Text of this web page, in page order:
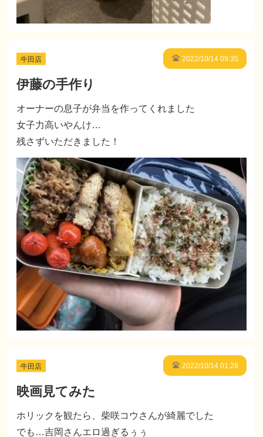
牛田店 2022/10/14 09:35
伊藤の手作り
オーナーの息子が弁当を作ってくれました
女子力高いやんけ…
残さずいただきました！
牛田店 2022/10/14 01:28
映画見てみた
ホリックを観たら、柴咲コウさんが綺麗でした
でも…吉岡さんエロ過ぎるぅぅ